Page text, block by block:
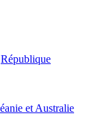
République
et Australie